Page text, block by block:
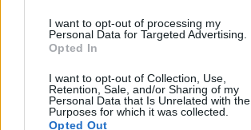
I want to opt-out of processing my
Personal Data for Targeted Advertising.
Opted In
I want to opt-out of Collection, Use,
Retention, Sale, and/or Sharing of my
Personal Data that Is Unrelated with the
Purposes for which it was collected.
Opted Out